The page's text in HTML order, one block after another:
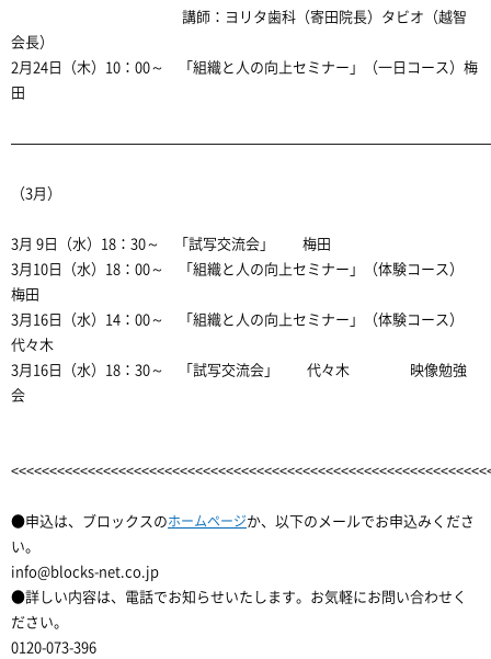
講師：ヨリタ歯科（寄田院長）タビオ（越智
会長）
2月24日（木）10：00～ 「組織と人の向上セミナー」（一日コース）梅
田
（3月）
3月 9日（水）18：30～ 「試写交流会」 梅田
3月10日（水）18：00～ 「組織と人の向上セミナー」（体験コース）
梅田
3月16日（水）14：00～ 「組織と人の向上セミナー」（体験コース）
代々木
3月16日（水）18：30～ 「試写交流会」 代々木 映像勉強
会
●申込は、ブロックスのホームページか、以下のメールでお申込みくださ
い。
info@blocks-net.co.jp
●詳しい内容は、電話でお知らせいたします。お気軽にお問い合わせく
ださい。
0120-073-396